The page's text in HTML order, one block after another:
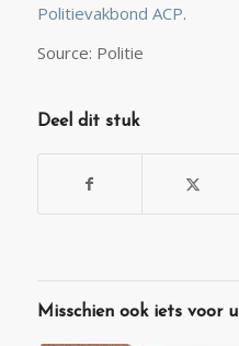
Politievakbond ACP.
Source: Politie
Deel dit stuk
Misschien ook iets voor u